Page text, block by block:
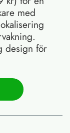
med
design för